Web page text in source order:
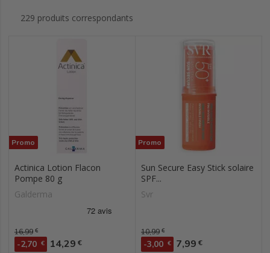
229 produits correspondants
Promo
Actinica Lotion Flacon
Pompe 80 g
Galderma
Prix de base
16,99 €
-2,70 € Prix
14,29 €
Promo
Sun Secure Easy Stick solaire
SPF...
Svr
Prix de base
10,99 €
-3,00 € Prix
7,99 €